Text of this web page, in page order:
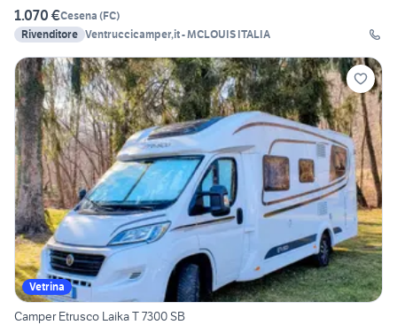
1.070 €Cesena (FC)
Rivenditore Ventruccicamper,it - MCLOUIS ITALIA
Vetrina
Camper Etrusco Laika T 7300 SB